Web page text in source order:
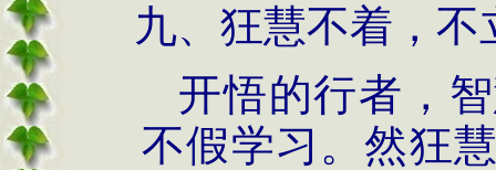
九、狂慧不着，不
开悟的行者，
不假学习。然狂